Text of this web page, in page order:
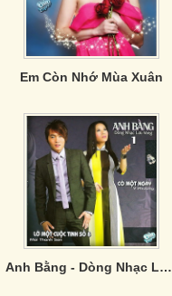
Em Còn Nhớ Mùa Xuân
Anh Bằng - Dòng Nhạc Lưu Vong 1